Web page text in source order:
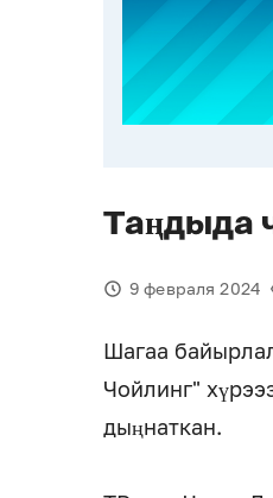
Таңдыда
9 февраля 2024
Шагаа
Чойлинг"
дыңнаткан.